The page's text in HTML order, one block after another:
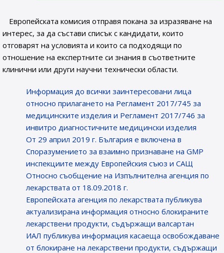
Европейската комисия отправя покана за изразяване на
интерес, за да състави списък с кандидати, които
отговарят на условията и които са подходящи по
отношение на експертните си знания в съответните
клинични или други научни технически области.
Информация до всички заинтересовани лица
относно прилагането на Регламент 2017/745 за
медицинските изделия и Регламент 2017/746 за
инвитро диагностичните медицински изделия
От 29 април 2019 г. България е включена в
Споразумението за взаимно признаване на GMP
инспекциите между Европейския съюз и САЩ
Относно съобщение на Изпълнителна агенция по
лекарствата от 18.09.2018 г.
Европейската агенция по лекарствата публикува
актуализирана информация относно блокираните
лекарствени продукти, съдържащи валсартан
ИАЛ публикува информация касаеща освобождаване
от блокиране на лекарствени продукти, съдържащи